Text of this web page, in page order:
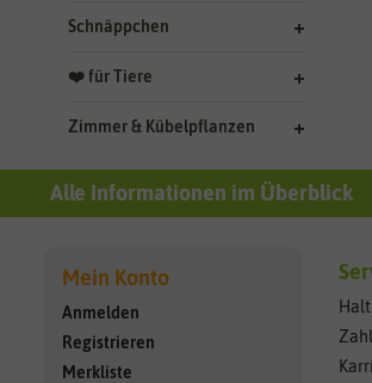
Schnäppchen
❤️ für Tiere
Zimmer & Kübelpflanzen
Alle Informationen im Überblick
Mein Konto
Anmelden
Registrieren
Merkliste